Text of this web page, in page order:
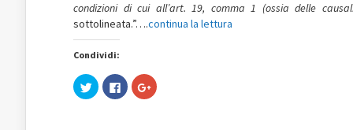
condizioni di cui all’art. 19, comma 1 (ossia delle
sottolineata.”….continua la lettura
Condividi:
Fai
clic
Fai
clic
Fai
clic